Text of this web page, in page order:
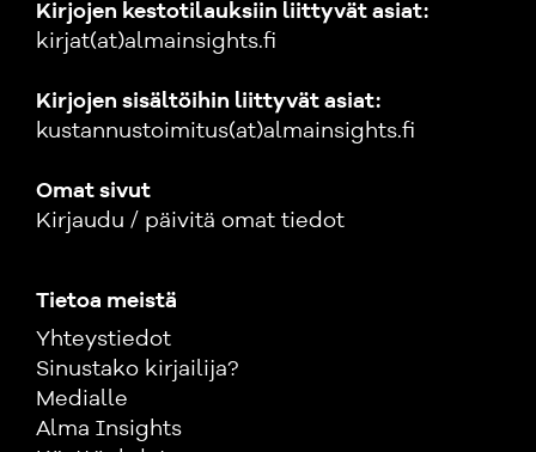
Kirjojen kestotilauksiin liittyvät asiat:
kirjat(at)almainsights.fi
Kirjojen sisältöihin liittyvät asiat:
kustannustoimitus(at)almainsights.fi
Omat sivut
Kirjaudu / päivitä omat tiedot
Tietoa meistä
Yhteystiedot
Sinustako kirjailija?
Medialle
Alma Insights